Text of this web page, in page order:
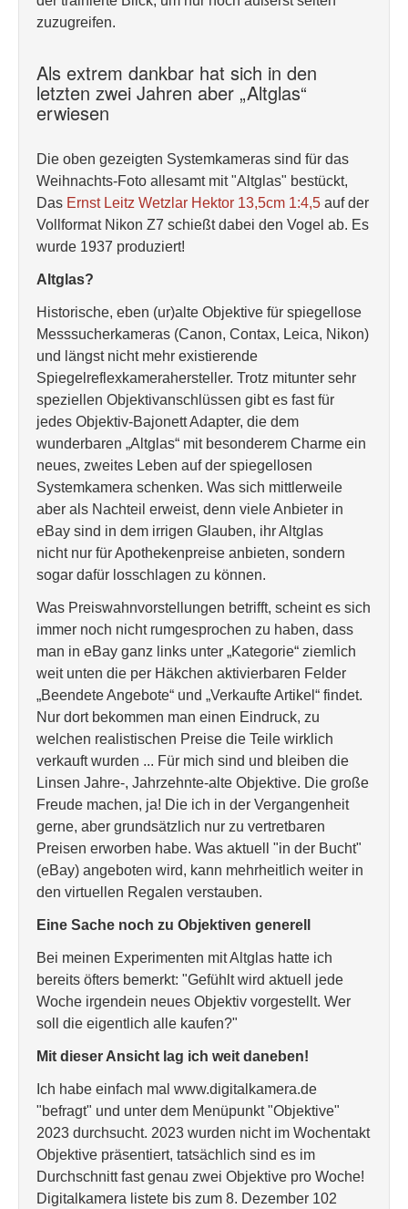
zuzugreifen.
Als extrem dankbar hat sich in den
letzten zwei Jahren aber „Altglas“
erwiesen
Die oben gezeigten Systemkameras sind für das
Weihnachts-Foto allesamt mit "Altglas" bestückt,
Das Ernst Leitz Wetzlar Hektor 13,5cm 1:4,5 auf der
Vollformat Nikon Z7 schießt dabei den Vogel ab. Es
wurde 1937 produziert!
Altglas?
Historische, eben (ur)alte Objektive für spiegellose
Messsucherkameras (Canon, Contax, Leica, Nikon)
und längst nicht mehr existierende
Spiegelreflexkamerahersteller. Trotz mitunter sehr
speziellen Objektivanschlüssen gibt es fast für
jedes Objektiv-Bajonett Adapter, die dem
wunderbaren „Altglas“ mit besonderem Charme ein
neues, zweites Leben auf der spiegellosen
Systemkamera schenken. Was sich mittlerweile
aber als Nachteil erweist, denn viele Anbieter in
eBay sind in dem irrigen Glauben, ihr Altglas
nicht nur für Apothekenpreise anbieten, sondern
sogar dafür losschlagen zu können.
Was Preiswahnvorstellungen betrifft, scheint es sich
immer noch nicht rumgesprochen zu haben, dass
man in eBay ganz links unter „Kategorie“ ziemlich
weit unten die per Häkchen aktivierbaren Felder
„Beendete Angebote“ und „Verkaufte Artikel“ findet.
Nur dort bekommen man einen Eindruck, zu
welchen realistischen Preise die Teile wirklich
verkauft wurden ... Für mich sind und bleiben die
Linsen Jahre-, Jahrzehnte-alte Objektive. Die große
Freude machen, ja! Die ich in der Vergangenheit
gerne, aber grundsätzlich nur zu vertretbaren
Preisen erworben habe. Was aktuell "in der Bucht"
(eBay) angeboten wird, kann mehrheitlich weiter in
den virtuellen Regalen verstauben.
Eine Sache noch zu Objektiven generell
Bei meinen Experimenten mit Altglas hatte ich
bereits öfters bemerkt: "Gefühlt wird aktuell jede
Woche irgendein neues Objektiv vorgestellt. Wer
soll die eigentlich alle kaufen?"
Mit dieser Ansicht lag ich weit daneben!
Ich habe einfach mal www.digitalkamera.de
"befragt" und unter dem Menüpunkt "Objektive"
2023 durchsucht. 2023 wurden nicht im Wochentakt
Objektive präsentiert, tatsächlich sind es im
Durchschnitt fast genau zwei Objektive pro Woche!
Digitalkamera listete bis zum 8. Dezember 102